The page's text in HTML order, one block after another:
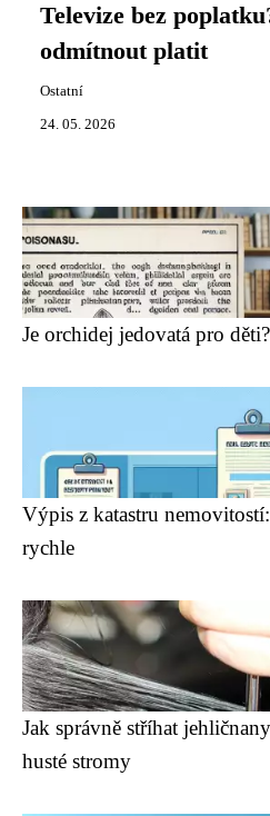
Televize bez
odmítnout platit
Ostatní
24. 05. 2026
Je orchidej jedovatá pro
Výpis z katastru
rychle
Jak správně stříhat
husté stromy